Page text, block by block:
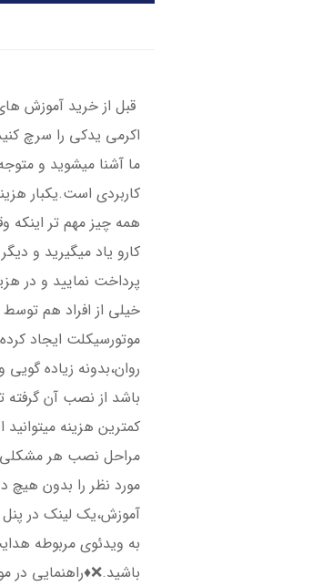
قبل از خرید آموزش
اکرمی یدکی را سرچ
ما آشنا میشوید و
کاربردی است.یکبار
همه چیز مهم تر اینکه
کارو یاد میگیرید و
پرداخت نمایید و در
خیلی از افراد هم
موتورسیکلت ایجاد
روان،بدونه زیاده
باشد از نصب آن
کمترین هزینه
مراحل نصب هر مشکلی
مورد نظر را بدون
آموزش،یک لینک در
به ویدئوی مربوطه
باشید.❌♦️راهنمایی